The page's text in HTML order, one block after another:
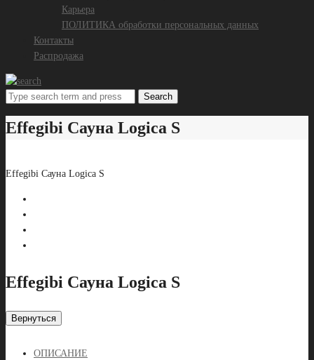
Карьера
ПОЛИТИКА обработки персональных данных
Контакты
Распродажа
Search
Effegibi Сауна Logica S
Effegibi Сауна Logica S
Effegibi Сауна Logica S
Вернуться
OПИСАНИЕ